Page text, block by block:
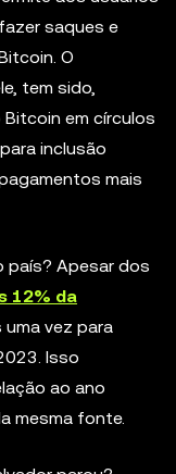
saques e
O
tem sido,
em círculos
inclusão
mais
país? Apesar dos
12% da
vez para
Isso
ao ano
mesma fonte.